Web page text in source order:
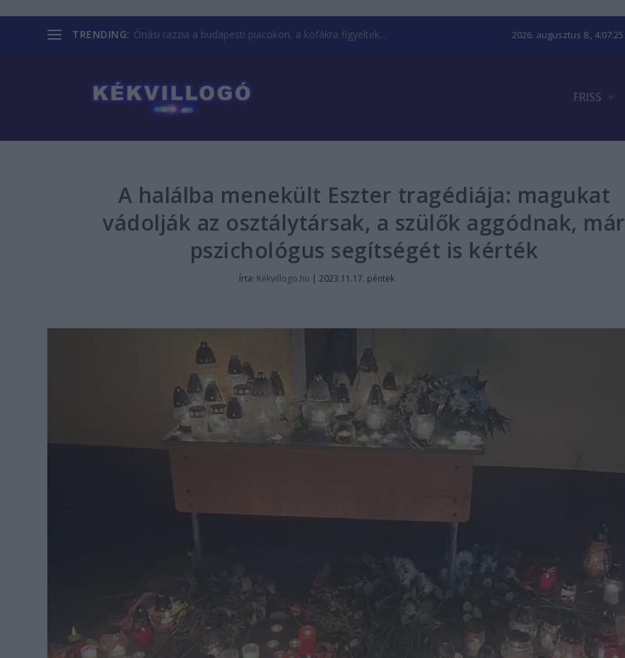
TRENDING: Óriási razzia a budapesti piacokon, a kofákra figyeltek... 2026. augusztus 8., 4:07:26
FRISS
A halálba menekült Eszter tragédiája: magukat
vádolják az osztálytársak, a szülők aggódnak, már
pszichológus segítségét is kérték
Írta: Kékvillogo.hu |2023.11.17. péntek